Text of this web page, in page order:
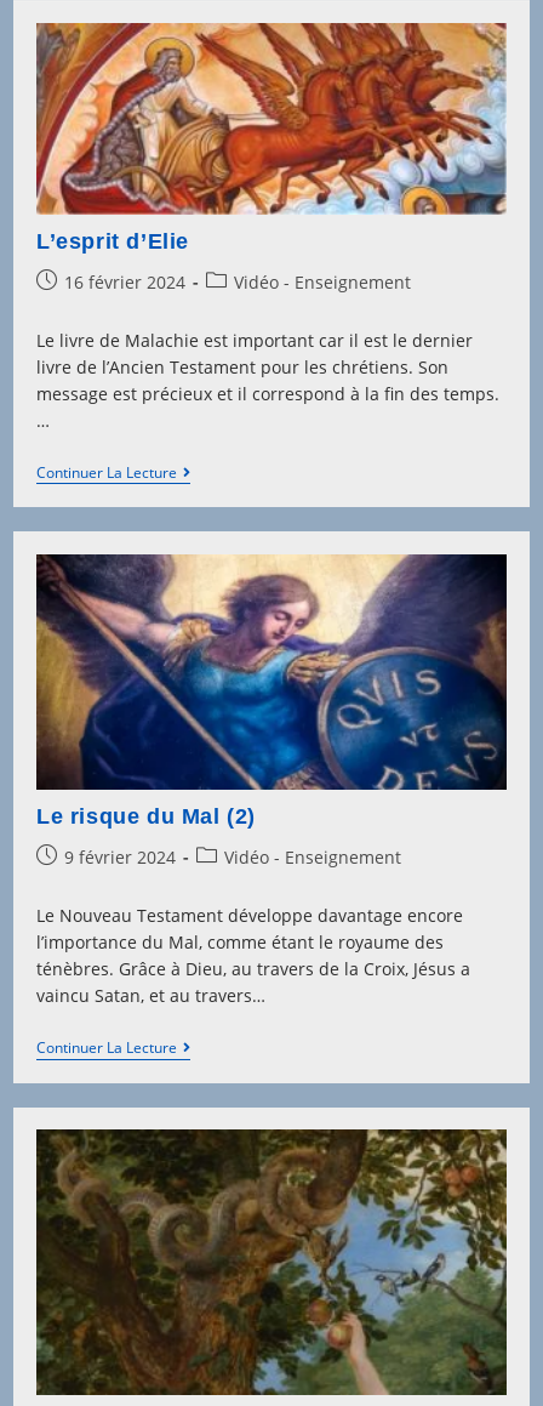
L’esprit d’Elie
Post16 février 2024
PostVidéo - Enseignement
Le livre de Malachie est important car il est le dernier
livre de l’Ancien Testament pour les chrétiens. Son
message est précieux et il correspond à la fin des temps.
…
Continuer La LectureL’esprit
D’Elie
Le risque du Mal (2)
Post9 février 2024
PostVidéo - Enseignement
Le Nouveau Testament développe davantage encore
l’importance du Mal, comme étant le royaume des
ténèbres. Grâce à Dieu, au travers de la Croix, Jésus a
vaincu Satan, et au travers…
Continuer La LectureLe
Risque
Du
Mal
(2)